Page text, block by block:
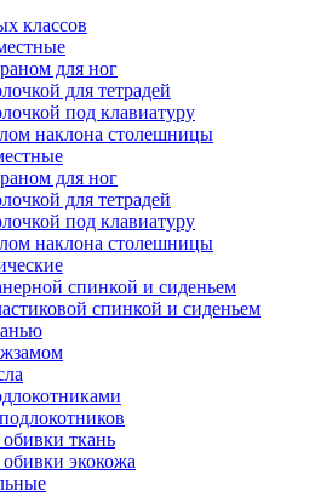
классов
для ног
для тетрадей
под клавиатуру
наклона столешницы
для ног
для тетрадей
под клавиатуру
наклона столешницы
спинкой и сиденьем
спинкой и сиденьем
ткань
экокожа